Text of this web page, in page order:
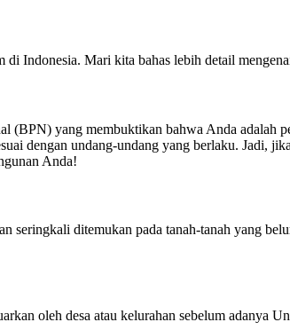
Indonesia. Mari kita bahas lebih detail
(BPN) yang membuktikan bahwa Anda adalah
dengan undang-undang yang berlaku. Jadi,
Anda!
ditemukan pada tanah-tanah yang
oleh desa atau kelurahan sebelum adanya